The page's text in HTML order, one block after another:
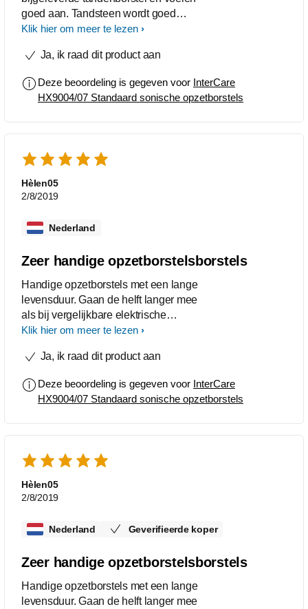
goed aan. Tandsteen wordt goed
verwijderd en tandvlees blijft heel :)
Klik hier om meer te lezen
Ja, ik raad dit product aan
Deze beoordeling is gegeven voor InterCare
HX9004/07 Standaard sonische opzetborstels
Hèlen05
2/8/2019
Nederland
Zeer handige opzetborstelsborstels
Handige opzetborstels met een lange
levensduur. Gaan de helft langer mee
als bij vergelijkbare elektrische
tandenborstels.
Klik hier om meer te lezen
Ja, ik raad dit product aan
Deze beoordeling is gegeven voor InterCare
HX9004/07 Standaard sonische opzetborstels
Hèlen05
2/8/2019
Nederland Geverifieerde koper
Zeer handige opzetborstelsborstels
Handige opzetborstels met een lange
levensduur. Gaan de helft langer mee